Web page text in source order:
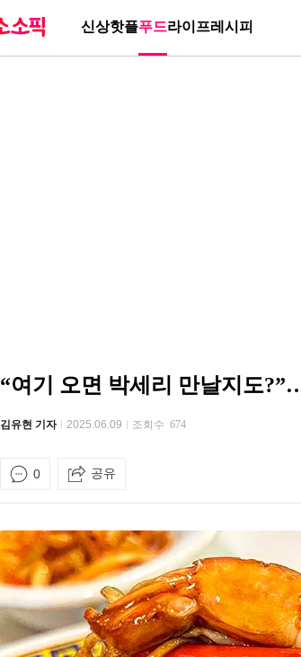
신상핫플푸드라이프레시피
“여기 오면 박세리 만날지도
김유현 기자 2025.06.09 조회수 674
0 공유